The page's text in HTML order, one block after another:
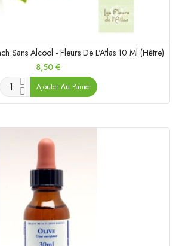
Sans Alcool - Fleurs De L'Atlas 10 Ml (Hêtre)
Prix
8,50 €
Ajouter Au Panier